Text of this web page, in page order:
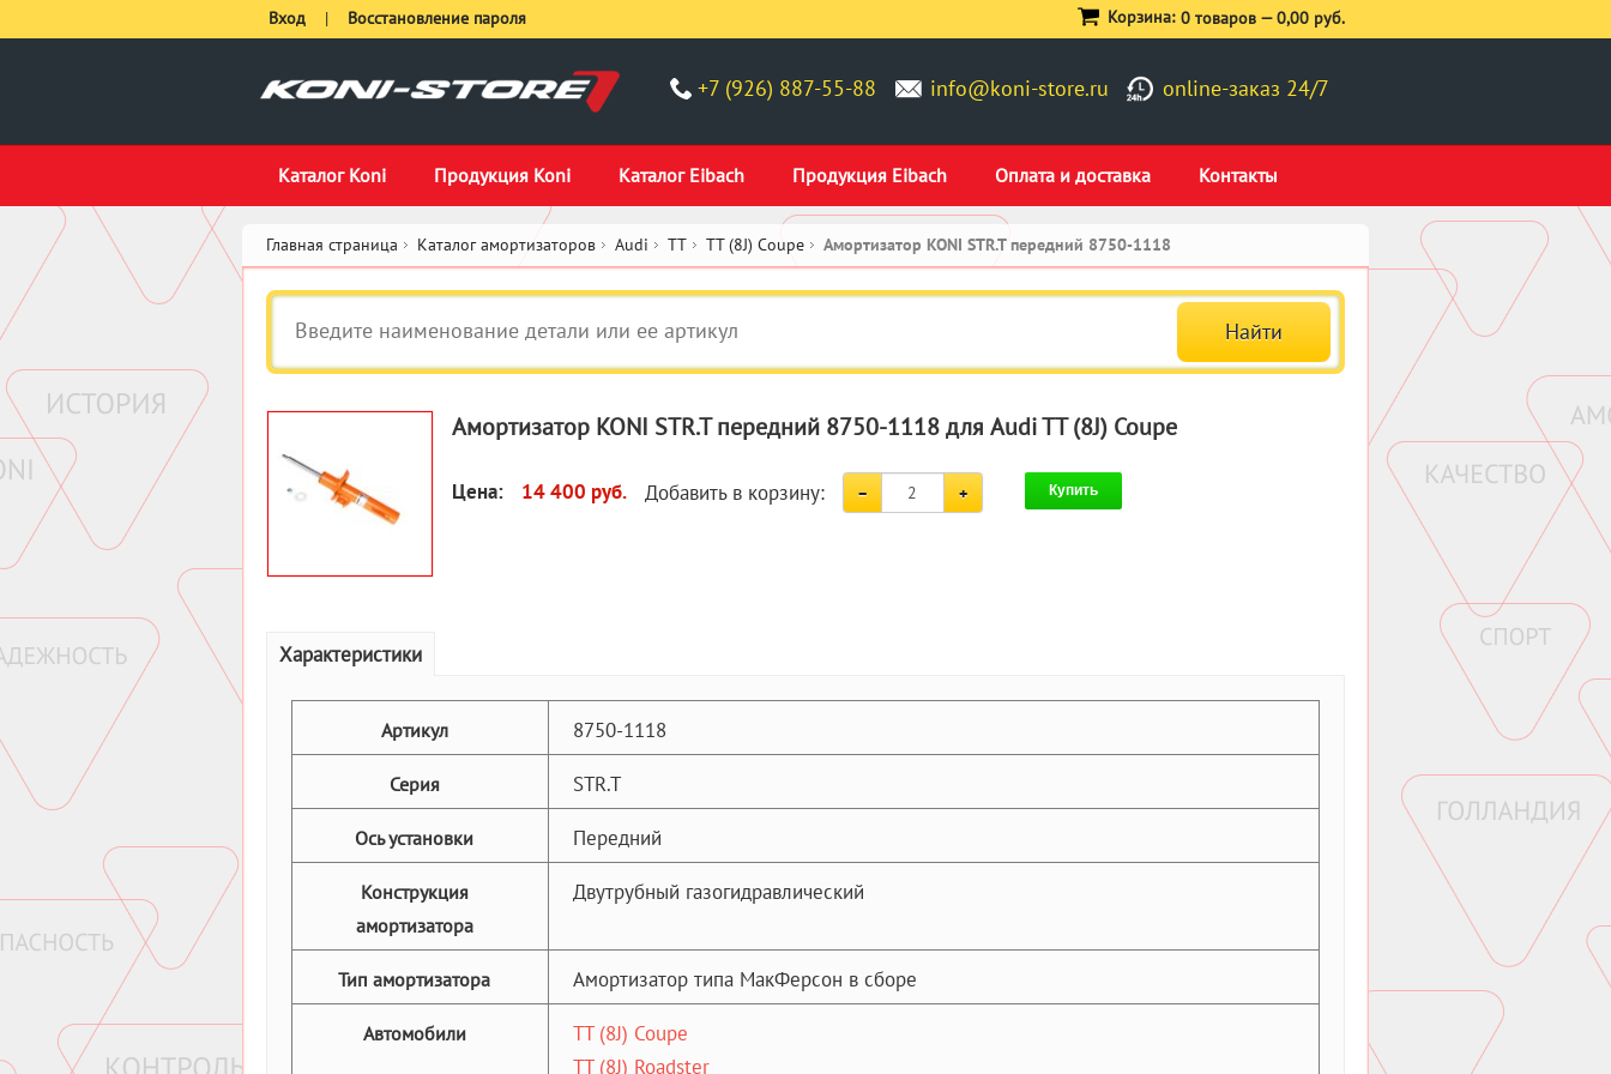
+7 (926) 887-55-88 info@koni-store.ru online-заказ 24/7
Каталог Koni Продукция Koni Каталог Eibach Продукция Eibach Оплата и доставка Контакты
Вход | Восстановление пароля Корзина: 0 товаров —0,00 руб.
Главная страница Каталог амортизаторов Audi TT TT (8J) Coupe Амортизатор KONI STR.T передний 8750-1118
Амортизатор KONI STR.T передний 8750-1118 для Audi TT (8J) Coupe
Цена: 14 400 руб. Добавить в корзину: Купить
Характеристики
Артикул 8750-1118
Серия STR.T
Ось установки Передний
Конструкция
амортизатора
Двутрубный газогидравлический
Тип амортизатора Амортизатор типа МакФерсон в сборе
Автомобили
TT (8J) Coupe
TT (8J) Roadster